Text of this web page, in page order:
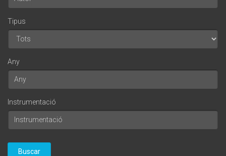
Tipus
Any
Instrumentació
Buscar